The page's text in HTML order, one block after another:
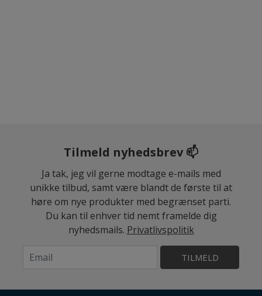
Tilmeld nyhedsbrev 📫
Ja tak, jeg vil gerne modtage e-mails med
unikke tilbud, samt være blandt de første til at
høre om nye produkter med begrænset parti.
Du kan til enhver tid nemt framelde dig
nyhedsmails. Privatlivspolitik
TILMELD